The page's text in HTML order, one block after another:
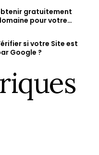
jeunes diplômés.
gratuitement
pour votre
si votre Site est
Google ?